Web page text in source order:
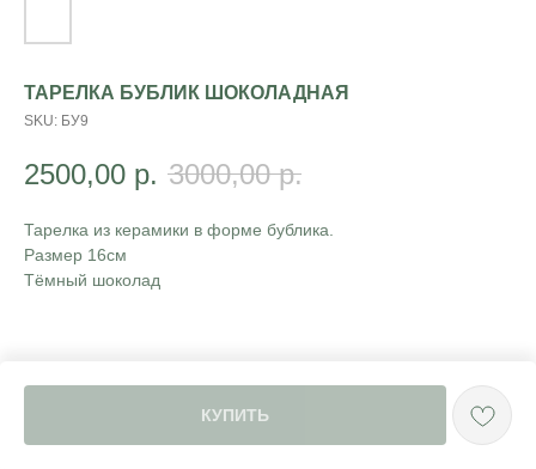
ТАРЕЛКА БУБЛИК ШОКОЛАДНАЯ
SKU: БУ9
2500,00 р. 3000,00 р.
КУПИТЬ
Тарелка из керамики в форме бублика.
Размер 16см
Тёмный шоколад